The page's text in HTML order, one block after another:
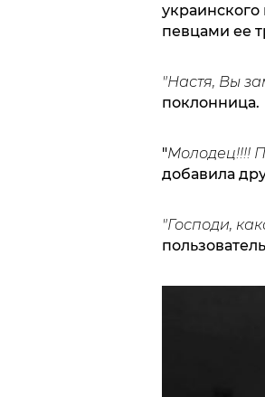
певцами ее
"Настя, Вы
поклонница.
"Молодец!!!!
добавила
"Господи,